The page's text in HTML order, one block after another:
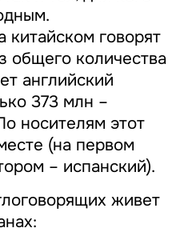
китайском говорят
общего количества
английский
373 млн –
носителям этот
(на первом
– испанский).
живет